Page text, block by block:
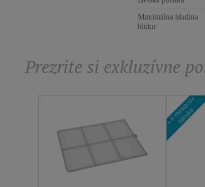
Maximálna hladina
hluku
Prezrite si exkluzívne